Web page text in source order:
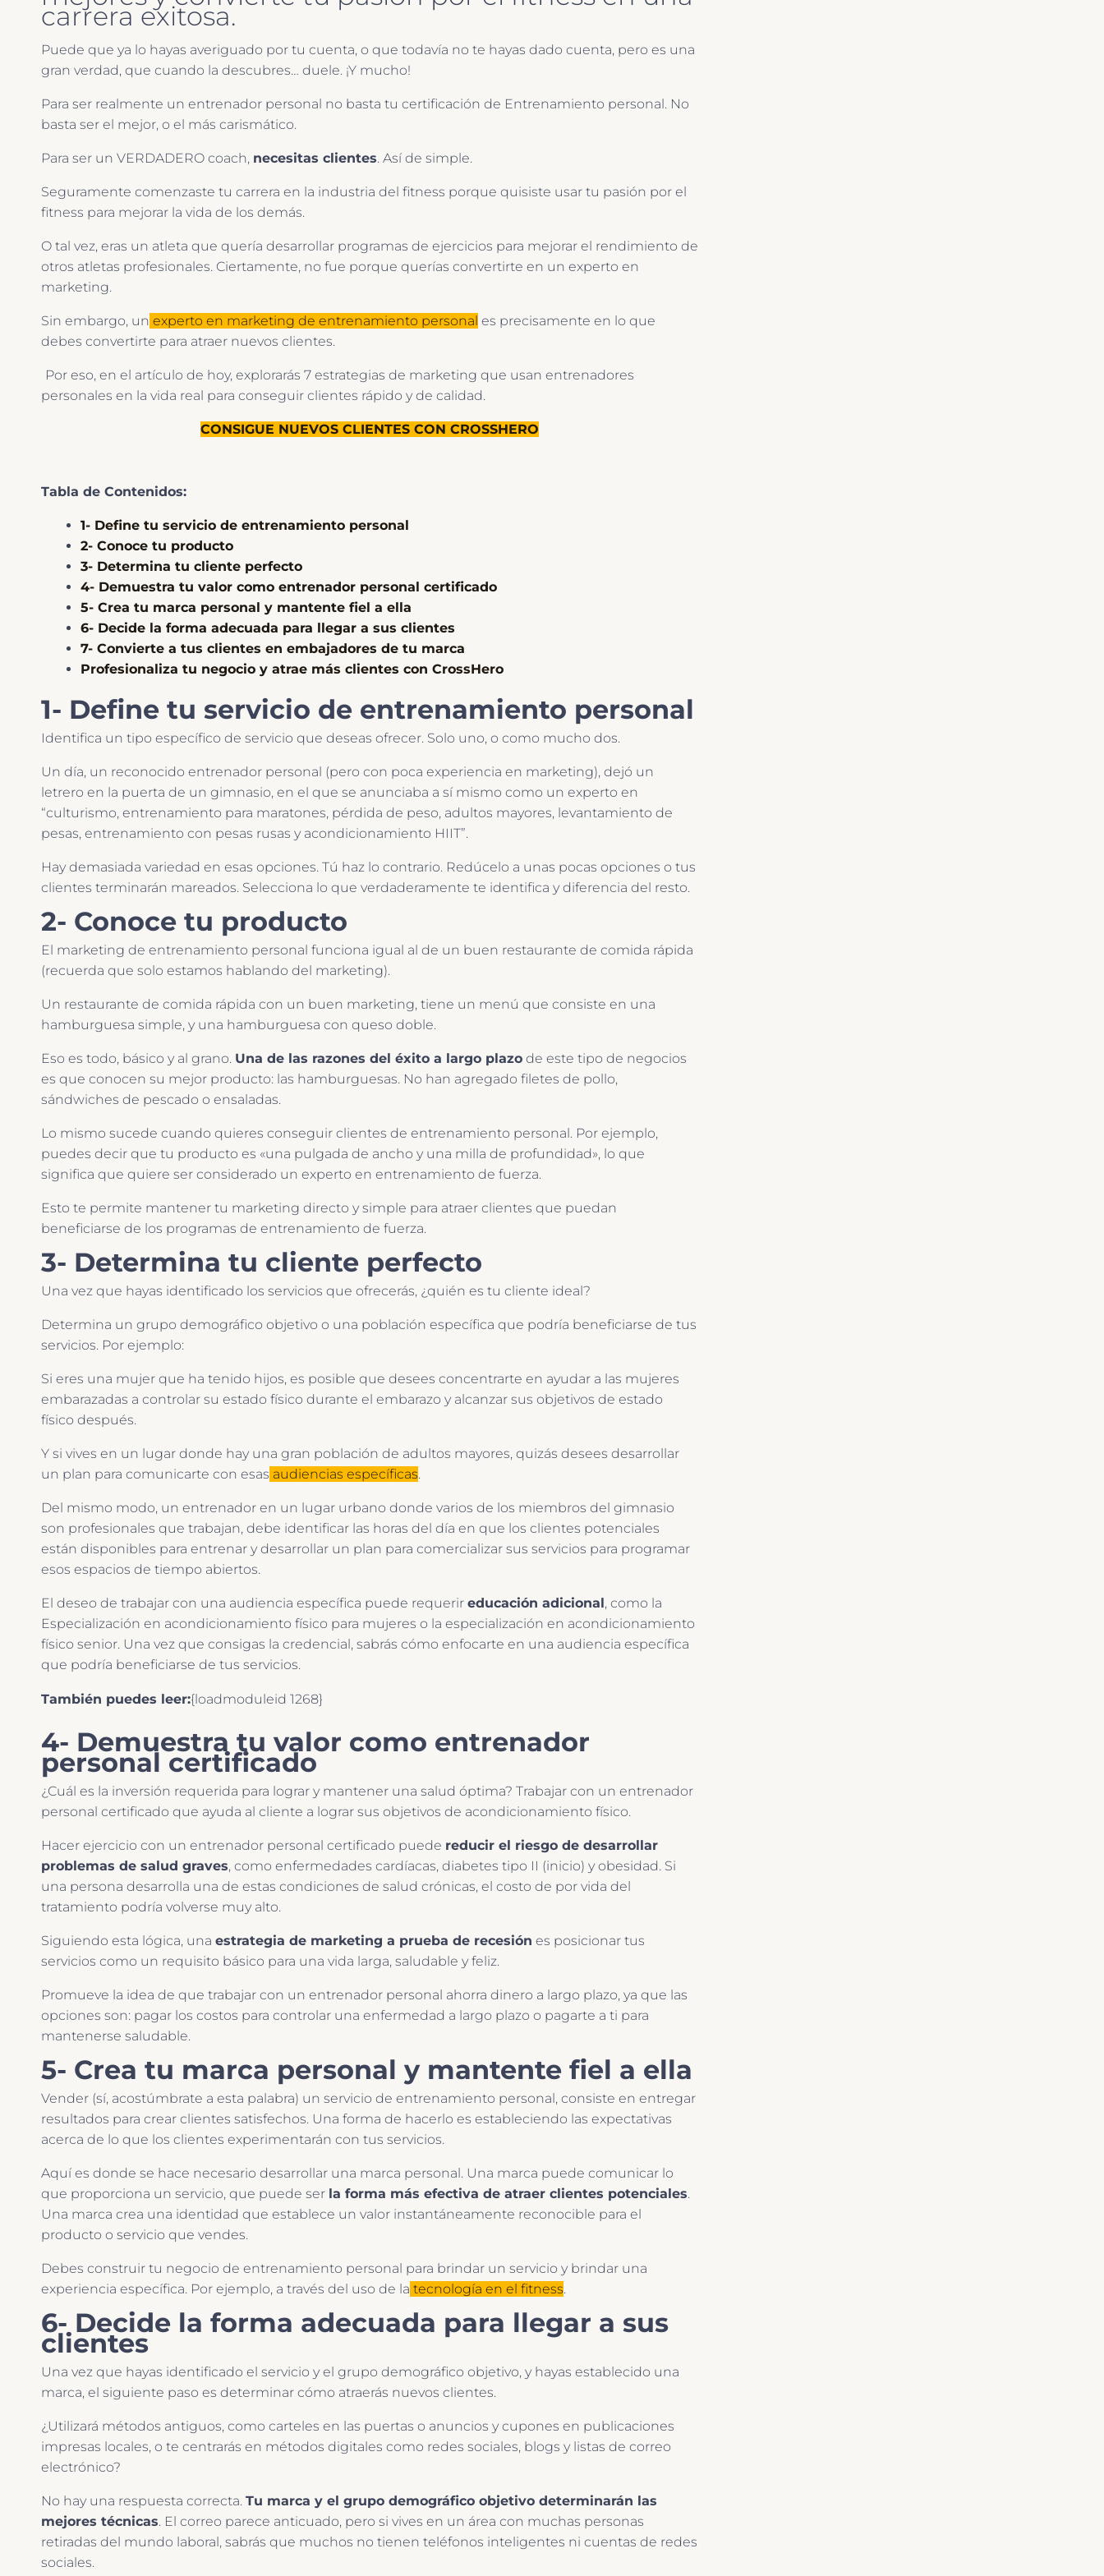
carrera exitosa.
Puede que ya lo hayas averiguado por tu cuenta, o que todavía no te hayas dado cuenta, pero es una
gran verdad, que cuando la descubres… duele. ¡Y mucho!
Para ser realmente un entrenador personal no basta tu certificación de Entrenamiento personal. No
basta ser el mejor, o el más carismático.
Para ser un VERDADERO coach, necesitas clientes. Así de simple.
Seguramente comenzaste tu carrera en la industria del fitness porque quisiste usar tu pasión por el
fitness para mejorar la vida de los demás.
O tal vez, eras un atleta que quería desarrollar programas de ejercicios para mejorar el rendimiento de
otros atletas profesionales. Ciertamente, no fue porque querías convertirte en un experto en
marketing.
Sin embargo, un experto en marketing de entrenamiento personal es precisamente en lo que
debes convertirte para atraer nuevos clientes.
Por eso, en el artículo de hoy, explorarás 7 estrategias de marketing que usan entrenadores
personales en la vida real para conseguir clientes rápido y de calidad.
CONSIGUE NUEVOS CLIENTES CON CROSSHERO
Tabla de Contenidos:
1- Define tu servicio de entrenamiento personal
2- Conoce tu producto
3- Determina tu cliente perfecto
4- Demuestra tu valor como entrenador personal certificado
5- Crea tu marca personal y mantente fiel a ella
6- Decide la forma adecuada para llegar a sus clientes
7- Convierte a tus clientes en embajadores de tu marca
Profesionaliza tu negocio y atrae más clientes con CrossHero
1- Define tu servicio de entrenamiento personal
Identifica un tipo específico de servicio que deseas ofrecer. Solo uno, o como mucho dos.
Un día, un reconocido entrenador personal (pero con poca experiencia en marketing), dejó un
letrero en la puerta de un gimnasio, en el que se anunciaba a sí mismo como un experto en
“culturismo, entrenamiento para maratones, pérdida de peso, adultos mayores, levantamiento de
pesas, entrenamiento con pesas rusas y acondicionamiento HIIT”.
Hay demasiada variedad en esas opciones. Tú haz lo contrario. Redúcelo a unas pocas opciones o tus
clientes terminarán mareados. Selecciona lo que verdaderamente te identifica y diferencia del resto.
2- Conoce tu producto
El marketing de entrenamiento personal funciona igual al de un buen restaurante de comida rápida
(recuerda que solo estamos hablando del marketing).
Un restaurante de comida rápida con un buen marketing, tiene un menú que consiste en una
hamburguesa simple, y una hamburguesa con queso doble.
Eso es todo, básico y al grano. Una de las razones del éxito a largo plazo de este tipo de negocios
es que conocen su mejor producto: las hamburguesas. No han agregado filetes de pollo,
sándwiches de pescado o ensaladas.
Lo mismo sucede cuando quieres conseguir clientes de entrenamiento personal. Por ejemplo,
puedes decir que tu producto es «una pulgada de ancho y una milla de profundidad», lo que
significa que quiere ser considerado un experto en entrenamiento de fuerza.
Esto te permite mantener tu marketing directo y simple para atraer clientes que puedan
beneficiarse de los programas de entrenamiento de fuerza.
3- Determina tu cliente perfecto
Una vez que hayas identificado los servicios que ofrecerás, ¿quién es tu cliente ideal?
Determina un grupo demográfico objetivo o una población específica que podría beneficiarse de tus
servicios. Por ejemplo:
Si eres una mujer que ha tenido hijos, es posible que desees concentrarte en ayudar a las mujeres
embarazadas a controlar su estado físico durante el embarazo y alcanzar sus objetivos de estado
físico después.
Y si vives en un lugar donde hay una gran población de adultos mayores, quizás desees desarrollar
un plan para comunicarte con esas audiencias específicas.
Del mismo modo, un entrenador en un lugar urbano donde varios de los miembros del gimnasio
son profesionales que trabajan, debe identificar las horas del día en que los clientes potenciales
están disponibles para entrenar y desarrollar un plan para comercializar sus servicios para programar
esos espacios de tiempo abiertos.
El deseo de trabajar con una audiencia específica puede requerir educación adicional, como la
Especialización en acondicionamiento físico para mujeres o la especialización en acondicionamiento
físico senior. Una vez que consigas la credencial, sabrás cómo enfocarte en una audiencia específica
que podría beneficiarse de tus servicios.
También puedes leer:{loadmoduleid 1268}
4- Demuestra tu valor como entrenador
personal certificado
¿Cuál es la inversión requerida para lograr y mantener una salud óptima? Trabajar con un entrenador
personal certificado que ayuda al cliente a lograr sus objetivos de acondicionamiento físico.
Hacer ejercicio con un entrenador personal certificado puede reducir el riesgo de desarrollar
problemas de salud graves, como enfermedades cardíacas, diabetes tipo II (inicio) y obesidad. Si
una persona desarrolla una de estas condiciones de salud crónicas, el costo de por vida del
tratamiento podría volverse muy alto.
Siguiendo esta lógica, una estrategia de marketing a prueba de recesión es posicionar tus
servicios como un requisito básico para una vida larga, saludable y feliz.
Promueve la idea de que trabajar con un entrenador personal ahorra dinero a largo plazo, ya que las
opciones son: pagar los costos para controlar una enfermedad a largo plazo o pagarte a ti para
mantenerse saludable.
5- Crea tu marca personal y mantente fiel a ella
Vender (sí, acostúmbrate a esta palabra) un servicio de entrenamiento personal, consiste en entregar
resultados para crear clientes satisfechos. Una forma de hacerlo es estableciendo las expectativas
acerca de lo que los clientes experimentarán con tus servicios.
Aquí es donde se hace necesario desarrollar una marca personal. Una marca puede comunicar lo
que proporciona un servicio, que puede ser la forma más efectiva de atraer clientes potenciales.
Una marca crea una identidad que establece un valor instantáneamente reconocible para el
producto o servicio que vendes.
Debes construir tu negocio de entrenamiento personal para brindar un servicio y brindar una
experiencia específica. Por ejemplo, a través del uso de la tecnología en el fitness.
6- Decide la forma adecuada para llegar a sus
clientes
Una vez que hayas identificado el servicio y el grupo demográfico objetivo, y hayas establecido una
marca, el siguiente paso es determinar cómo atraerás nuevos clientes.
¿Utilizará métodos antiguos, como carteles en las puertas o anuncios y cupones en publicaciones
impresas locales, o te centrarás en métodos digitales como redes sociales, blogs y listas de correo
electrónico?
No hay una respuesta correcta. Tu marca y el grupo demográfico objetivo determinarán las
mejores técnicas. El correo parece anticuado, pero si vives en un área con muchas personas
retiradas del mundo laboral, sabrás que muchos no tienen teléfonos inteligentes ni cuentas de redes
sociales.